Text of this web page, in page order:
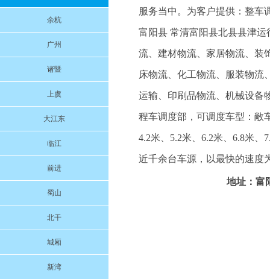
余杭
广州
诸暨
上虞
大江东
临江
前进
蜀山
北干
城厢
新湾
服务当中。为客户提供：整车
富阳县 常清富阳县北县县津
流、建材物流、家居物流、装
床物流、化工物流、服装物流
运输、印刷品物流、机械设备
程车调度部，可调度车型：敞
4.2米、5.2米、6.2米、6.8米、
近千余台车源，以最快的速度
地址：富